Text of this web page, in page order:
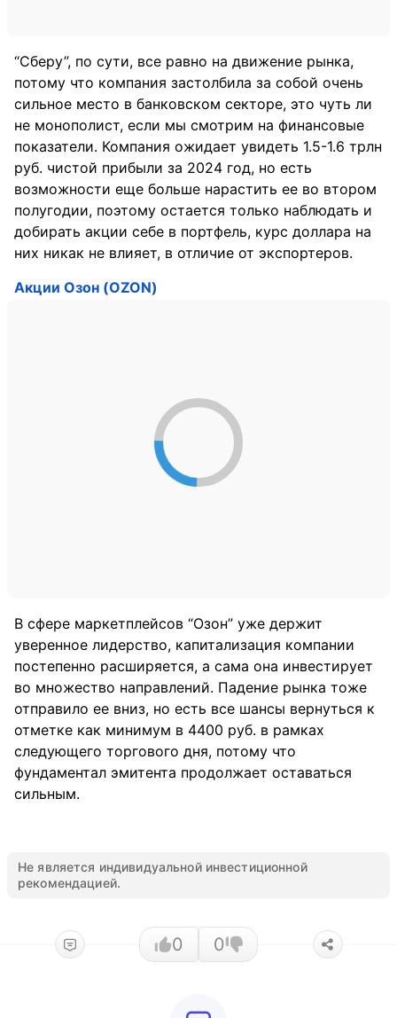
“Сберу”, по сути, все равно на движение рынка,
потому что компания застолбила за собой очень
сильное место в банковском секторе, это чуть ли
не монополист, если мы смотрим на финансовые
показатели. Компания ожидает увидеть 1.5-1.6 трлн
руб. чистой прибыли за 2024 год, но есть
возможности еще больше нарастить ее во втором
полугодии, поэтому остается только наблюдать и
добирать акции себе в портфель, курс доллара на
них никак не влияет, в отличие от экспортеров.
Акции Озон (OZON)
В сфере маркетплейсов “Озон” уже держит
уверенное лидерство, капитализация компании
постепенно расширяется, а сама она инвестирует
во множество направлений. Падение рынка тоже
отправило ее вниз, но есть все шансы вернуться к
отметке как минимум в 4400 руб. в рамках
следующего торгового дня, потому что
фундаментал эмитента продолжает оставаться
сильным.
Не является индивидуальной инвестиционной
рекомендацией.
0 0